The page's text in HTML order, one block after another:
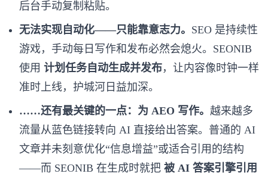
后台手动复制粘贴。
无法实现自动化——只能靠意志力。 SEO 是持续性
游戏，手动每日写作和发布必然会熄火。SEONIB
使用 计划任务自动生成并发布，让内容像时钟一样
准时上线，护城河日益加深。
……还有最关键的一点：为 AEO 写作。 越来越多
流量从蓝色链接转向 AI 直接给出答案。普通的 AI
文章并未刻意优化“信息增益”或适合引用的结构
——而 SEONIB 在生成时就把 被 AI 答案引擎引用